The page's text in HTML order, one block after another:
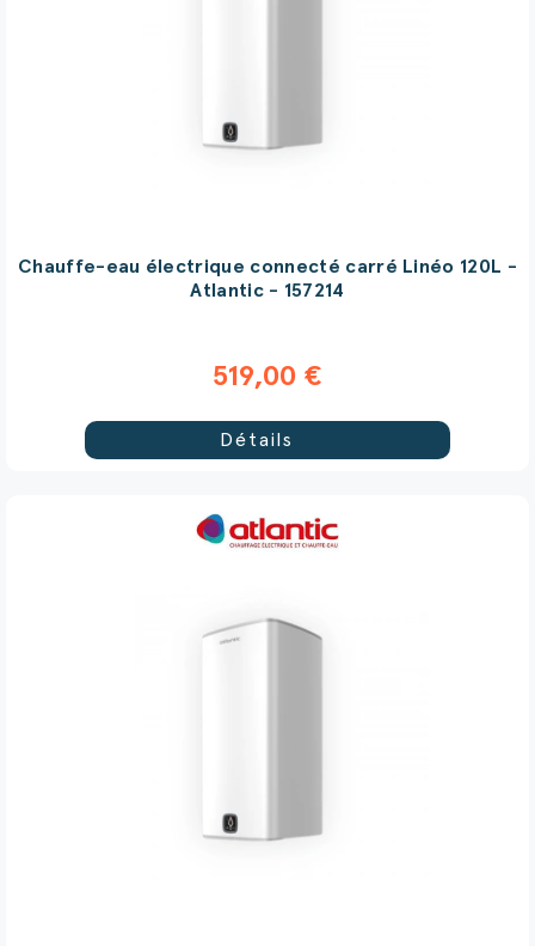
Chauffe-eau électrique connecté carré Linéo 120L -
Atlantic - 157214
519,00 €
Détails